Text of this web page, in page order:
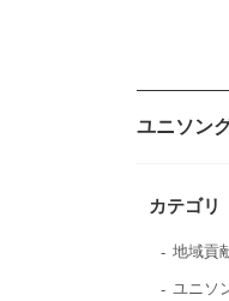
ユニソン
カテゴリ
地域貢
ユニソ